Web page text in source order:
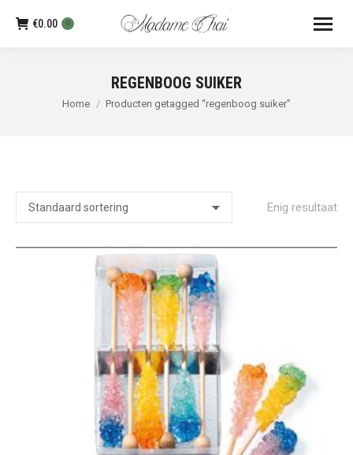
€0.00 0
REGENBOOG SUIKER
Je bent hier:
Home Producten getagged “regenboog suiker”
Enig resultaat